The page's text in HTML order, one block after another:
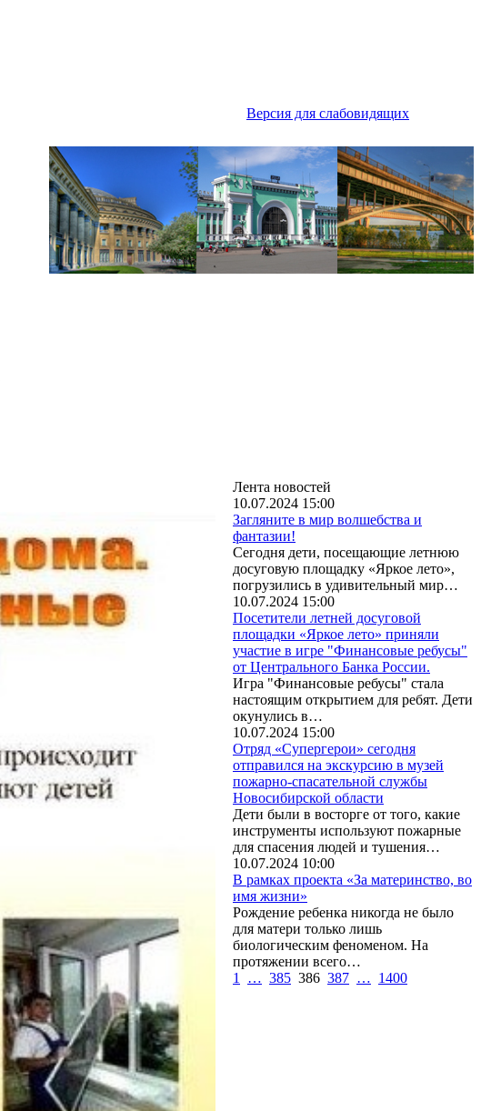
Версия для слабовидящих
Лента новостей
10.07.2024 15:00
Загляните в мир волшебства и
фантазии!
Сегодня дети, посещающие летнюю
досуговую площадку «Яркое лето»,
погрузились в удивительный мир…
10.07.2024 15:00
Посетители летней досуговой
площадки «Яркое лето» приняли
участие в игре "Финансовые ребусы"
от Центрального Банка России.
Игра "Финансовые ребусы" стала
настоящим открытием для ребят. Дети
окунулись в…
10.07.2024 15:00
Отряд «Супергерои» сегодня
отправился на экскурсию в музей
пожарно-спасательной службы
Новосибирской области
Дети были в восторге от того, какие
инструменты используют пожарные
для спасения людей и тушения…
10.07.2024 10:00
В рамках проекта «За материнство, во
имя жизни»
Рождение ребенка никогда не было
для матери только лишь
биологическим феноменом. На
протяжении всего…
1
… 385 386 387 … 1400